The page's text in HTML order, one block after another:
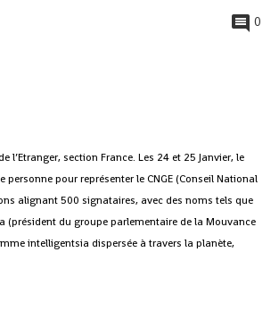
0
l’Etranger, section France. Les 24 et 25 Janvier, le
pour représenter le CNGE (Conseil National
alignant 500 signataires, avec des noms tels que
du groupe parlementaire de la Mouvance
intelligentsia dispersée à travers la planète,